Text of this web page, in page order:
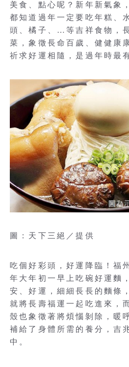
美食、點心呢？新年新氣象
都知道過年一定要吃年糕、
頭、橘子、…等吉祥食物，
菜，象徵長命百歲、健健康
祈求好運相隨，是過年時最
圖：天下三絕／提供
吃個好彩頭，好運降臨！福
年大年初一早上吃碗好運麵
安、好運，細細長長的麵條
就將長壽福運一起吃進來，
殼也象徵著將煩惱剝除，暖
補給了身體所需的養分，吉
中。